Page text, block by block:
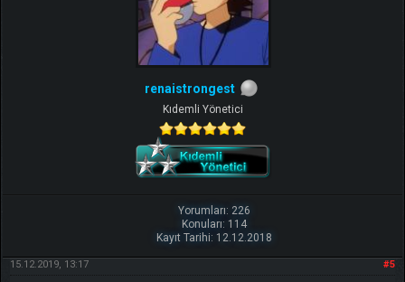
renaistrongest
Kıdemli Yönetici
Yorumları: 226
Konuları: 114
Kayıt Tarihi: 12.12.2018
#5
15.12.2019, 13:17